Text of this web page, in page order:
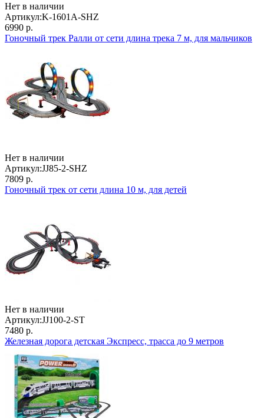
Нет в наличии
Артикул:K-1601A-SHZ
6990 р.
Гоночный трек Ралли от сети длина трека 7 м, для мальчиков
Нет в наличии
Артикул:JJ85-2-SHZ
7809 р.
Гоночный трек от сети длина 10 м, для детей
Нет в наличии
Артикул:JJ100-2-ST
7480 р.
Железная дорога детская Экспресс, трасса до 9 метров